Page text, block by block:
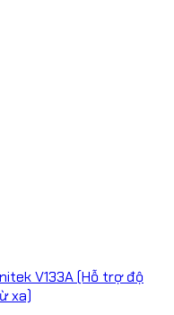
V133A (Hỗ trợ độ
xa)